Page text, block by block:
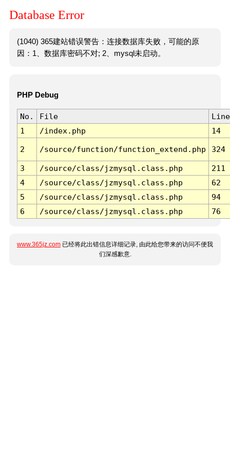
Database Error
(1040) 365建站错误警告：连接数据库失败，可能的原
因：1、数据库密码不对; 2、mysql未启动。
PHP Debug
No. File
Line
1
/index.php 14
2 /source/function/function_extend.php 324
3 /source/class/jzmysql.class.php
211
4
/source/class/jzmysql.class.php
62
5
/source/class/jzmysql.class.php
94
6
/source/class/jzmysql.class.php 76
www.365jz.com 已经将此出错信息详细记录, 由此给您带来的访问不便我
们深感歉意.